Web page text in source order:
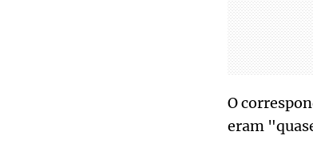
O
eram